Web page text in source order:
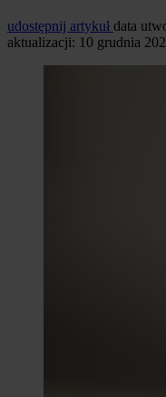
udostępnij artykuł data
aktualizacji: 10 grudnia